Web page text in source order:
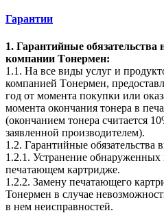
Гарантии
1. Гарантийные обязательства
компании Tонермен:
1.1. На все виды услуг и
компанией Tонермен,
год от момента покупки или
момента окончания тонера в
(окончанием тонера считается
заявленной производителем).
1.2. Гарантийные обязательства
1.2.1. Устранение обнаруженных
печатающем картридже.
1.2.2. Замену печатающего
Тонермен в случае
в нем неисправностей.